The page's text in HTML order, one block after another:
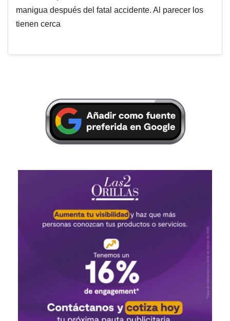
manigua después del fatal accidente. Al parecer los
tienen cerca